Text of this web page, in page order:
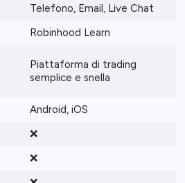
Telefono, Email, Live Chat
Robinhood Learn
Piattaforma di trading
semplice e snella
Android, iOS
❌
❌